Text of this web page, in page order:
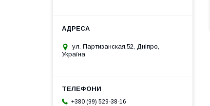
ул. Партизанская,52, Дніпро,
Україна
+380 (99) 529-38-16